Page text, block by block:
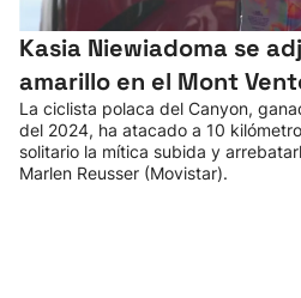
Kasia Niewiadoma se
amarillo en el Mont
La ciclista polaca del Canyon,
del 2024, ha atacado a 10
solitario la mítica subida y
Marlen Reusser (Movistar).